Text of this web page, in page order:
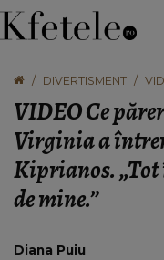
DIVERTISMENT
VIDEO CE PĂRERE
CU
VIDEO Ce
Virginia a
Kiprianos. „Tot
de mine.”
Diana Puiu